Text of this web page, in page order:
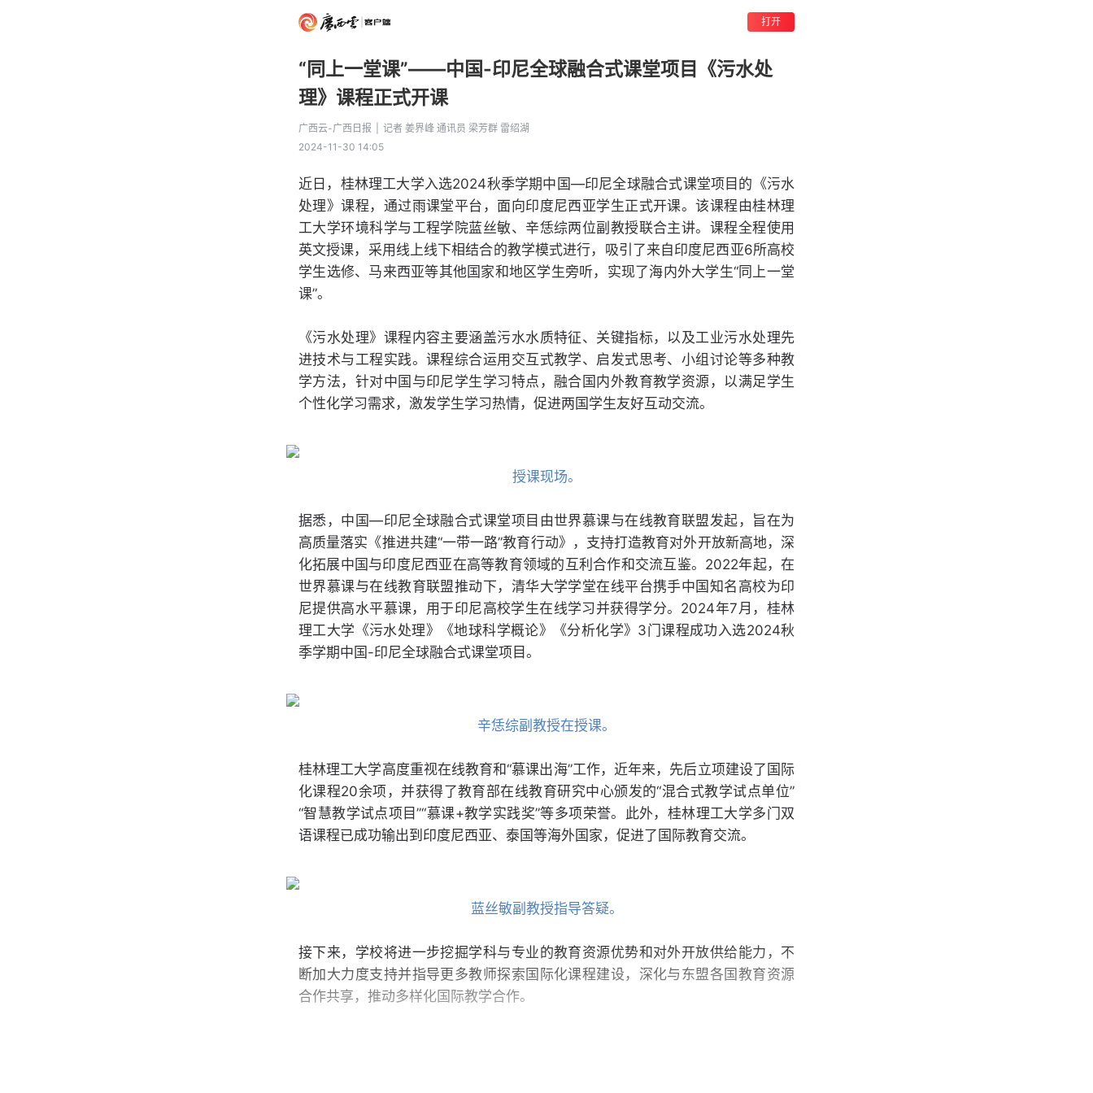
打开
“同上一堂课”——中国-印尼全球融合式课堂项目《污水处
理》课程正式开课
广西云-广西日报
记者 姜界峰 通讯员 梁芳群 雷绍湖
2024-11-30 14:05
近日，桂林理工大学入选2024秋季学期中国—印尼全球融合式课堂项目的《污水
处理》课程，通过雨课堂平台，面向印度尼西亚学生正式开课。该课程由桂林理
工大学环境科学与工程学院蓝丝敏、辛恁综两位副教授联合主讲。课程全程使用
英文授课，采用线上线下相结合的教学模式进行，吸引了来自印度尼西亚6所高校
学生选修、马来西亚等其他国家和地区学生旁听，实现了海内外大学生“同上一堂
课”。
《污水处理》课程内容主要涵盖污水水质特征、关键指标，以及工业污水处理先
进技术与工程实践。课程综合运用交互式教学、启发式思考、小组讨论等多种教
学方法，针对中国与印尼学生学习特点，融合国内外教育教学资源，以满足学生
个性化学习需求，激发学生学习热情，促进两国学生友好互动交流。
授课现场。
据悉，中国—印尼全球融合式课堂项目由世界慕课与在线教育联盟发起，旨在为
高质量落实《推进共建“一带一路”教育行动》，支持打造教育对外开放新高地，深
化拓展中国与印度尼西亚在高等教育领域的互利合作和交流互鉴。2022年起，在
世界慕课与在线教育联盟推动下，清华大学学堂在线平台携手中国知名高校为印
尼提供高水平慕课，用于印尼高校学生在线学习并获得学分。2024年7月，桂林
理工大学《污水处理》《地球科学概论》《分析化学》3门课程成功入选2024秋
季学期中国-印尼全球融合式课堂项目。
辛恁综副教授在授课。
桂林理工大学高度重视在线教育和“慕课出海”工作，近年来，先后立项建设了国际
化课程20余项，并获得了教育部在线教育研究中心颁发的“混合式教学试点单位”
“智慧教学试点项目”“慕课+教学实践奖”等多项荣誉。此外，桂林理工大学多门双
语课程已成功输出到印度尼西亚、泰国等海外国家，促进了国际教育交流。
蓝丝敏副教授指导答疑。
接下来，学校将进一步挖掘学科与专业的教育资源优势和对外开放供给能力，不
断加大力度支持并指导更多教师探索国际化课程建设，深化与东盟各国教育资源
合作共享，推动多样化国际教学合作。